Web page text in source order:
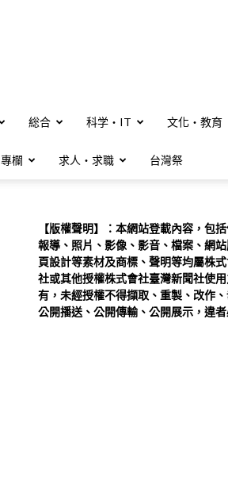
総合 科学・IT 文化・教育
專欄 求人・求職 台灣祭
【版權聲明】：本網站登載內容，包
報導、照片、影像、影音、檔案、網
頁設計等素材及商標、聲明等均屬株
社或其他授權株式會社臺灣新聞社使
有，未經授權不得擷取、重製、改作、
公開播送、公開傳輸、公開展示，違者